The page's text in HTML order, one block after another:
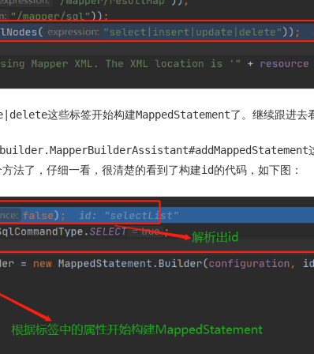
这些标签开始构建MappedStatement了。继续跟进去
方法了，仔细一看，很清楚的看到了构建id 的代码，如下图：